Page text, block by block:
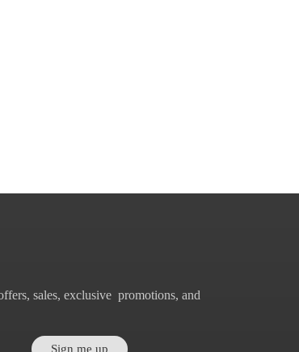
sales, exclusive promotions, and
Sign me up